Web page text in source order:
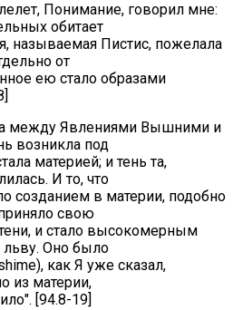
Понимание, говорил мне:
обитает
называемая Пистис, пожелала
от
ею стало образами
между Явлениями Вышними и
возникла под
материей; и тень та,
И то, что
созданием в материи, подобно
свою
и стало высокомерным
Оно было
как Я уже сказал,
из материи,
[94.8-19]